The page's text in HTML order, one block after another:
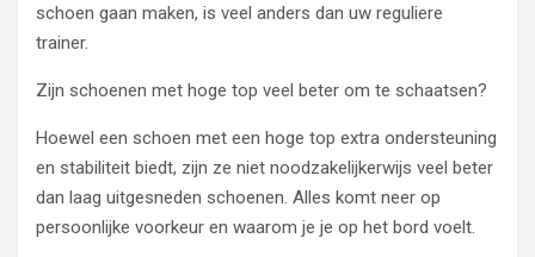
schoen gaan maken, is veel anders dan uw reguliere
trainer.
Zijn schoenen met hoge top veel beter om te schaatsen?
Hoewel een schoen met een hoge top extra ondersteuning
en stabiliteit biedt, zijn ze niet noodzakelijkerwijs veel beter
dan laag uitgesneden schoenen. Alles komt neer op
persoonlijke voorkeur en waarom je je op het bord voelt.